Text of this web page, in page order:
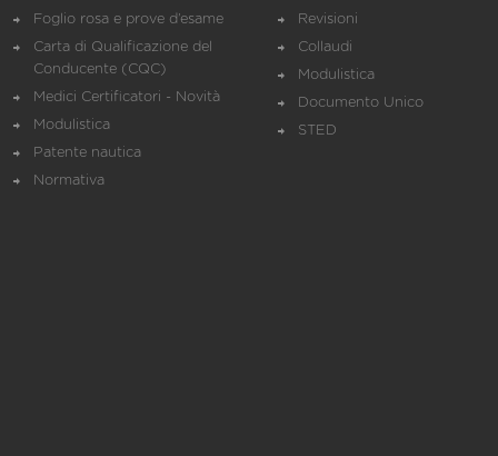
Foglio rosa e prove d’esame
Carta di Qualificazione del
Conducente (CQC)
Medici Certificatori - Novità
Modulistica
Patente nautica
Normativa
Revisioni
Collaudi
Modulistica
Documento Unico
STED